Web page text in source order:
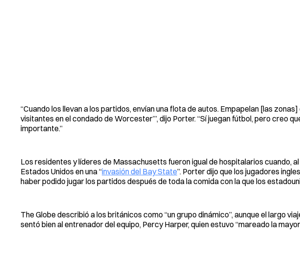
“Cuando los llevan a los partidos, envían una flota de autos. Empapelan [las
visitantes en el condado de Worcester’”, dijo Porter. “Sí juegan fútbol, pero creo
importante.”
Los residentes y líderes de Massachusetts fueron igual de hospitalarios cuando,
Estados Unidos en una “invasión del Bay State”. Porter dijo que los jugadores
haber podido jugar los partidos después de toda la comida con la que los
The Globe describió a los británicos como “un grupo dinámico”, aunque el largo
sentó bien al entrenador del equipo, Percy Harper, quien estuvo “mareado la